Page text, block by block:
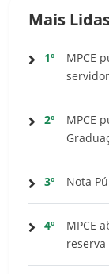
Mais
1º
MPCE
2º
MPCE
3º Nota
4º
MPCE
reserva